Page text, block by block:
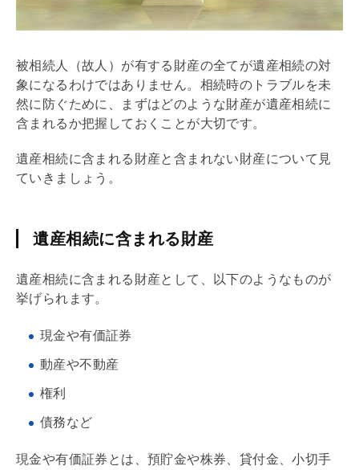
被相続人（故人）が有する財産の全てが遺産相続の対
象になるわけではありません。相続時のトラブルを未
然に防ぐために、まずはどのような財産が遺産相続に
含まれるか把握しておくことが大切です。
遺産相続に含まれる財産と含まれない財産について見
ていきましょう。
遺産相続に含まれる財産
遺産相続に含まれる財産として、以下のようなものが
挙げられます。
現金や有価証券
動産や不動産
権利
債務など
現金や有価証券とは、預貯金や株券、貸付金、小切手